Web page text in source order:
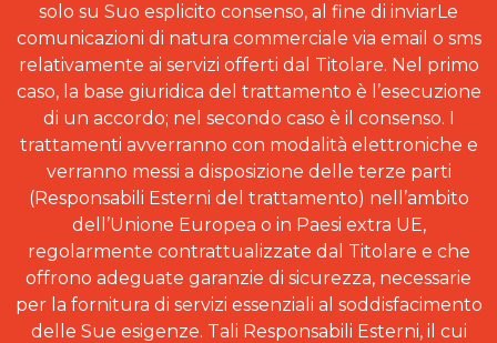
solo su Suo esplicito consenso, al fine di inviarLe
comunicazioni di natura commerciale via email o sms
relativamente ai servizi offerti dal Titolare. Nel primo
caso, la base giuridica del trattamento è l’esecuzione
di un accordo; nel secondo caso è il consenso. I
trattamenti avverranno con modalità elettroniche e
verranno messi a disposizione delle terze parti
(Responsabili Esterni del trattamento) nell’ambito
dell’Unione Europea o in Paesi extra UE,
regolarmente contrattualizzate dal Titolare e che
offrono adeguate garanzie di sicurezza, necessarie
per la fornitura di servizi essenziali al soddisfacimento
delle Sue esigenze. Tali Responsabili Esterni, il cui